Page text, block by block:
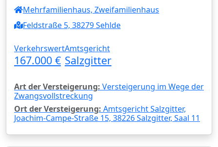
Mehrfamilienhaus, Zweifamilienhaus
Feldstraße 5, 38279 Sehlde
Verkehrswert
167.000 €
Amtsgericht
Salzgitter
Art der Versteigerung: Versteigerung im Wege der
Zwangsvollstreckung
Ort der Versteigerung: Amtsgericht Salzgitter,
Joachim-Campe-Straße 15, 38226 Salzgitter, Saal 11